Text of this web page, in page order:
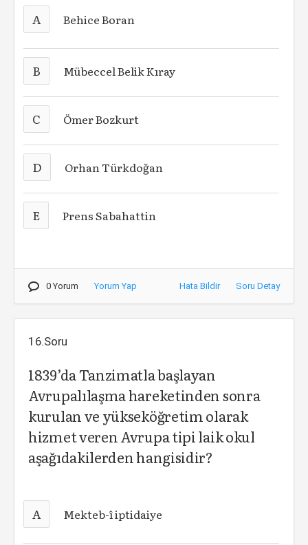
A Behice Boran
B Mübeccel Belik Kıray
C Ömer Bozkurt
D Orhan Türkdoğan
E Prens Sabahattin
0 Yorum Yorum Yap Hata Bildir Soru Detay
16.Soru
1839’da Tanzimatla başlayan
Avrupalılaşma hareketinden sonra
kurulan ve yükseköğretim olarak
hizmet veren Avrupa tipi laik okul
aşağıdakilerden hangisidir?
A Mekteb-î iptidaiye